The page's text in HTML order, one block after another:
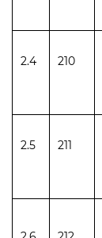
2.4 210
2.5 211